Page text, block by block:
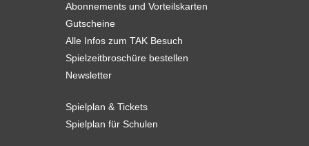
Abonnements und Vorteilskarten
Gutscheine
Alle Infos zum TAK Besuch
Spielzeitbroschüre bestellen
Newsletter
Spielplan & Tickets
Spielplan für Schulen